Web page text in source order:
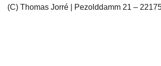
(C) Thomas Jorré | Pezolddamm 21 –